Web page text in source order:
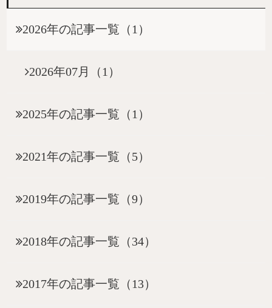
2026年の記事一覧（1）
2026年07月（1）
2025年の記事一覧（1）
2021年の記事一覧（5）
2019年の記事一覧（9）
2018年の記事一覧（34）
2017年の記事一覧（13）